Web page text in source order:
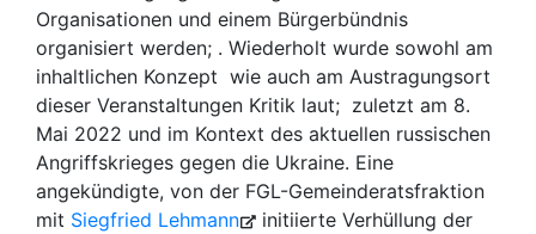
Organisationen und einem Bürgerbündnis
organisiert werden; . Wiederholt wurde sowohl am
inhaltlichen Konzept wie auch am Austragungsort
dieser Veranstaltungen Kritik laut; zuletzt am 8.
Mai 2022 und im Kontext des aktuellen russischen
Angriffskrieges gegen die Ukraine. Eine
angekündigte, von der FGL-Gemeinderatsfraktion
mit Siegfried Lehmann
initiierte Verhüllung der